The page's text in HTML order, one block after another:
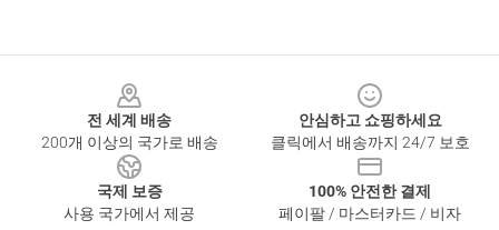
전 세계 배송
200개 이상의 국가로 배송
안심하고 쇼핑하세요
클릭에서 배송까지 24/7 보호
국제 보증
사용 국가에서 제공
100% 안전한 결제
페이팔 / 마스터카드 / 비자